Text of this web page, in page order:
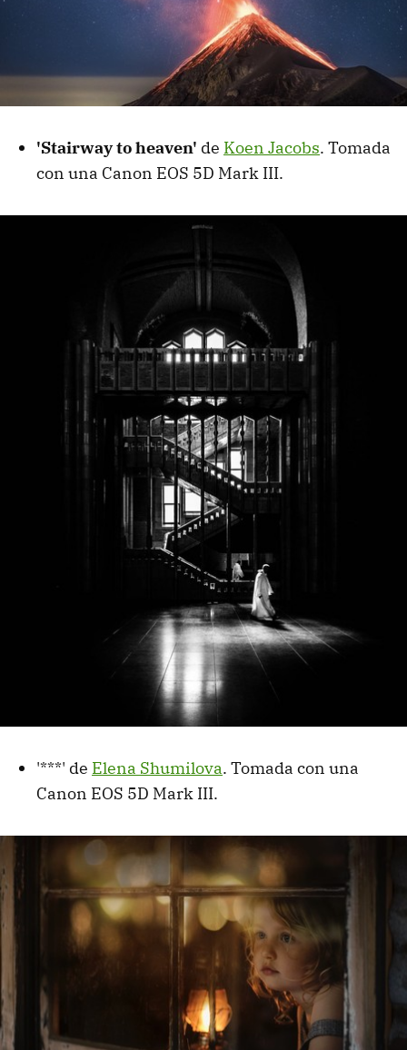
'Stairway to heaven' de Koen Jacobs. Tomada
con una Canon EOS 5D Mark III.
'***' de Elena Shumilova. Tomada con una
Canon EOS 5D Mark III.